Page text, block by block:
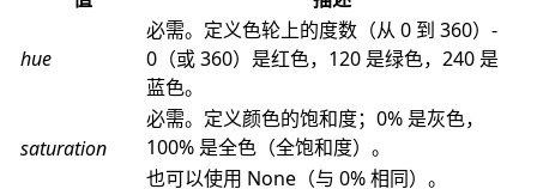
hue
必需。定义色轮上的度数（从 0 到 360）-
0（或 360）是红色，120 是绿色，240 是
蓝色。
saturation
必需。定义颜色的饱和度；0% 是灰色，
100% 是全色（全饱和度）。
也可以使用 None（与 0% 相同）。